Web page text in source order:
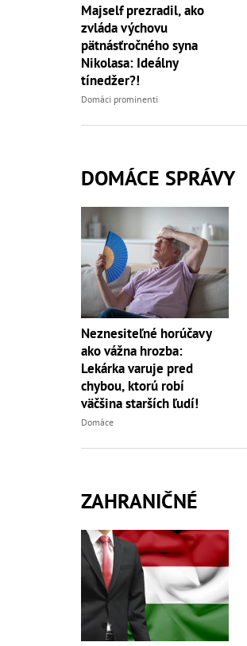
Majself prezradil, ako
zvláda výchovu
pätnásťročného syna
Nikolasa: Ideálny
tínedžer?!
Domáci prominenti
DOMÁCE SPRÁVY
Neznesiteľné horúčavy
ako vážna hrozba:
Lekárka varuje pred
chybou, ktorú robí
väčšina starších ľudí!
Domáce
ZAHRANIČNÉ